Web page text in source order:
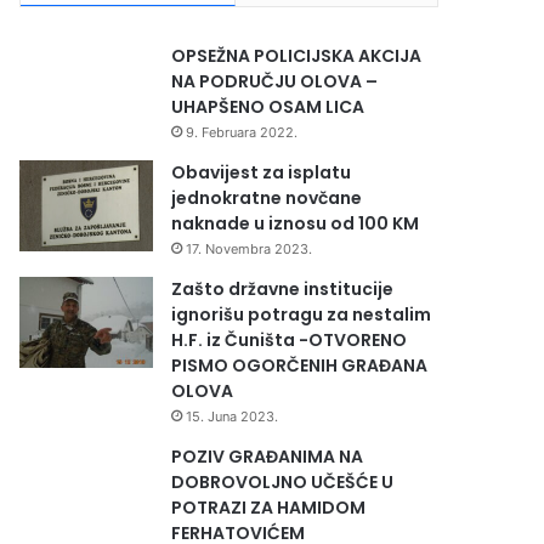
OPSEŽNA POLICIJSKA AKCIJA
NA PODRUČJU OLOVA –
UHAPŠENO OSAM LICA
9. Februara 2022.
Obavijest za isplatu
jednokratne novčane
naknade u iznosu od 100 KM
17. Novembra 2023.
Zašto državne institucije
ignorišu potragu za nestalim
H.F. iz Čuništa -OTVORENO
PISMO OGORČENIH GRAĐANA
OLOVA
15. Juna 2023.
POZIV GRAĐANIMA NA
DOBROVOLJNO UČEŠĆE U
POTRAZI ZA HAMIDOM
FERHATOVIĆEM